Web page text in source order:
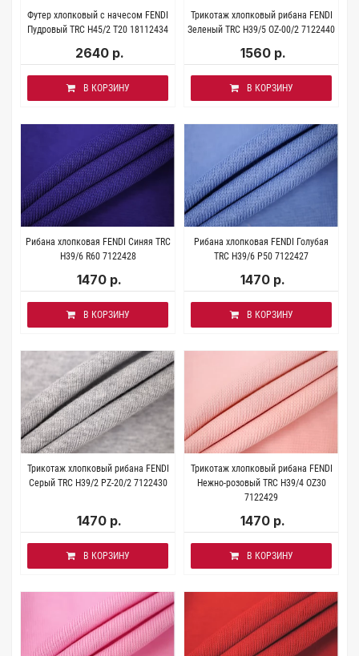
Футер хлопковый с начесом FENDI
Пудровый TRC H45/2 T20 18112434
2640 р.
В КОРЗИНУ
Трикотаж хлопковый рибана FENDI
Зеленый TRC H39/5 OZ-00/2 7122440
1560 р.
В КОРЗИНУ
Рибана хлопковая FENDI Синяя TRC
H39/6 R60 7122428
1470 р.
В КОРЗИНУ
Рибана хлопковая FENDI Голубая
TRC H39/6 P50 7122427
1470 р.
В КОРЗИНУ
Трикотаж хлопковый рибана FENDI
Серый TRC H39/2 PZ-20/2 7122430
1470 р.
В КОРЗИНУ
Трикотаж хлопковый рибана FENDI
Нежно-розовый TRC H39/4 OZ30
7122429
1470 р.
В КОРЗИНУ